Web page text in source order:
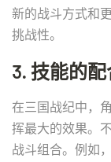
新的战斗方式和
挑战性。
3. 技能的
在三国战纪中，
挥最大的效果。
战斗组合。例如